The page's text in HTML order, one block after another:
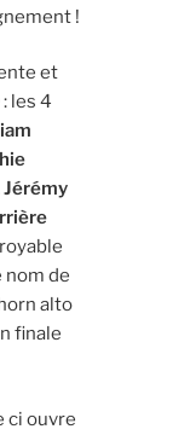
!
et
les 4
Jérémy
nom de
alto
finale
ci ouvre